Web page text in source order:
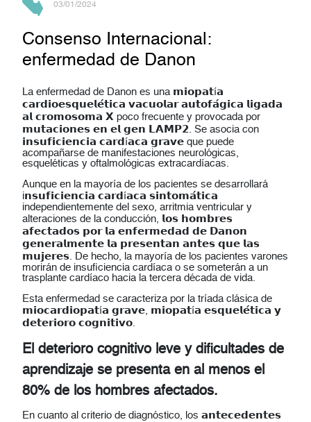
03/01/2024
Consenso Internacional:
enfermedad de Danon
La enfermedad de Danon es una 𝗺𝗶𝗼𝗽𝗮𝘁í𝗮
𝗰𝗮𝗿𝗱𝗶𝗼𝗲𝘀𝗾𝘂𝗲𝗹𝗲́𝘁𝗶𝗰𝗮 𝘃𝗮𝗰𝘂𝗼𝗹𝗮𝗿 𝗮𝘂𝘁𝗼𝗳𝗮́𝗴𝗶𝗰𝗮 𝗹𝗶𝗴𝗮𝗱𝗮
𝗮𝗹 𝗰𝗿𝗼𝗺𝗼𝘀𝗼𝗺𝗮 𝗫 poco frecuente y provocada por
𝗺𝘂𝘁𝗮𝗰𝗶𝗼𝗻𝗲𝘀 𝗲𝗻 𝗲𝗹 𝗴𝗲𝗻 𝗟𝗔𝗠𝗣𝟮. Se asocia con
𝗶𝗻𝘀𝘂𝗳𝗶𝗰𝗶𝗲𝗻𝗰𝗶𝗮 𝗰𝗮𝗿𝗱í𝗮𝗰𝗮 𝗴𝗿𝗮𝘃𝗲 que puede
acompañarse de manifestaciones neurológicas,
esqueléticas y oftalmológicas extracardíacas.
Aunque en la mayoría de los pacientes se desarrollará
i𝗻𝘀𝘂𝗳𝗶𝗰𝗶𝗲𝗻𝗰𝗶𝗮 𝗰𝗮𝗿𝗱í𝗮𝗰𝗮 𝘀𝗶𝗻𝘁𝗼𝗺𝗮́𝘁𝗶𝗰𝗮
independientemente del sexo, arritmia ventricular y
alteraciones de la conducción, 𝗹𝗼𝘀 𝗵𝗼𝗺𝗯𝗿𝗲𝘀
𝗮𝗳𝗲𝗰𝘁𝗮𝗱𝗼𝘀 𝗽𝗼𝗿 𝗹𝗮 𝗲𝗻𝗳𝗲𝗿𝗺𝗲𝗱𝗮𝗱 𝗱𝗲 𝗗𝗮𝗻𝗼𝗻
𝗴𝗲𝗻𝗲𝗿𝗮𝗹𝗺𝗲𝗻𝘁𝗲 𝗹𝗮 𝗽𝗿𝗲𝘀𝗲𝗻𝘁𝗮𝗻 𝗮𝗻𝘁𝗲𝘀 𝗾𝘂𝗲 𝗹𝗮𝘀
𝗺𝘂𝗷𝗲𝗿𝗲𝘀. De hecho, la mayoría de los pacientes varones
morirán de insuficiencia cardíaca o se someterán a un
trasplante cardíaco hacia la tercera década de vida.
Esta enfermedad se caracteriza por la tríada clásica de
𝗺𝗶𝗼𝗰𝗮𝗿𝗱𝗶𝗼𝗽𝗮𝘁í𝗮 𝗴𝗿𝗮𝘃𝗲, 𝗺𝗶𝗼𝗽𝗮𝘁í𝗮 𝗲𝘀𝗾𝘂𝗲𝗹𝗲́𝘁𝗶𝗰𝗮 𝘆
𝗱𝗲𝘁𝗲𝗿𝗶𝗼𝗿𝗼 𝗰𝗼𝗴𝗻𝗶𝘁𝗶𝘃𝗼.
El deterioro cognitivo leve y dificultades de
aprendizaje se presenta en al menos el
80% de los hombres afectados.
En cuanto al criterio de diagnóstico, los 𝗮𝗻𝘁𝗲𝗰𝗲𝗱𝗲𝗻𝘁𝗲𝘀